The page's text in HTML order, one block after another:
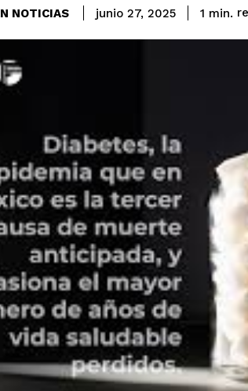
NOTICIAS junio 27, 2025 1 min.